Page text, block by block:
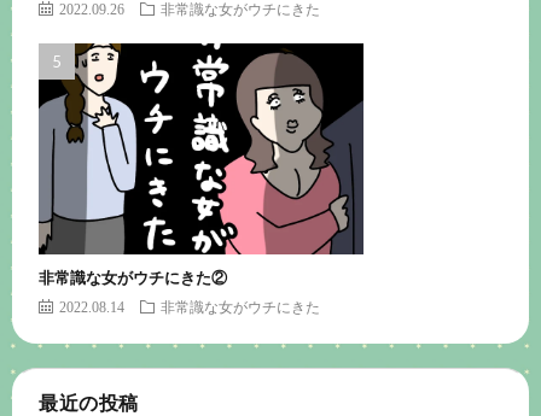
2022.09.26 非常識な女がウチにきた
非常識な女がウチにきた②
2022.08.14 非常識な女がウチにきた
最近の投稿